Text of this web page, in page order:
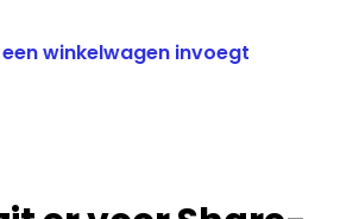
een winkelwagen invoegt